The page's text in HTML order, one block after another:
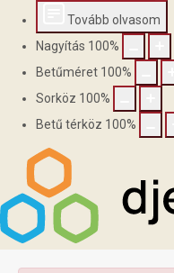
Tovább olvasom
Nagyítás 100%
Betűméret 100%
Sorköz 100%
Betű térköz 100%